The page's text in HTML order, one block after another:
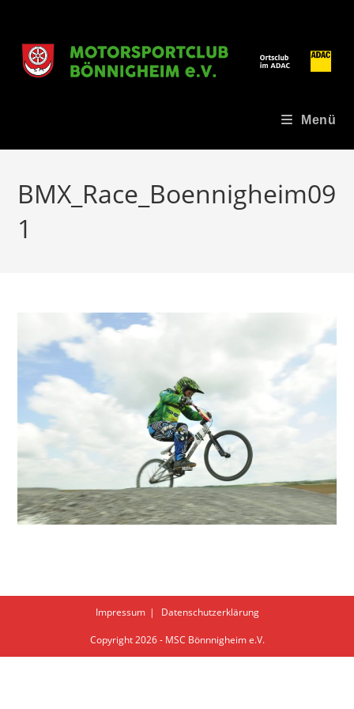
springen
Menü
BMX_Race_Boennigheim09
1
Impressum Datenschutzerklärung
Copyright 2026 - MSC Bönnnigheim e.V.